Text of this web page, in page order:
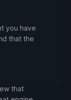
you have
that the
that